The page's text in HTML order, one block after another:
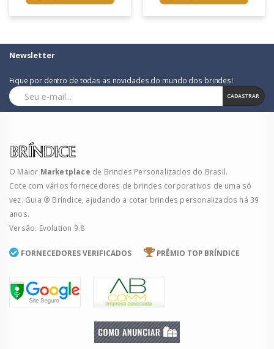
Newsletter
Fique por dentro de todas as novidades do mundo dos brindes!
CADASTRAR
O Maior Marketplace de Brindes Personalizados do Brasil.
Cote com vários fornecedores de brindes corporativos de uma só
vez. Guia ® Bríndice, ajudando a cotar brindes personalizados há 39
anos.
Versão: Evolution 9.8
FORNECEDORES VERIFICADOS PRÊMIO TOP BRÍNDICE